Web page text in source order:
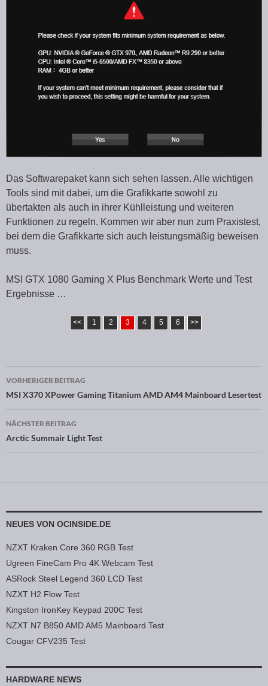
Das Softwarepaket kann sich sehen lassen. Alle wichtigen
Tools sind mit dabei, um die Grafikkarte sowohl zu
übertakten als auch in ihrer Kühlleistung und weiteren
Funktionen zu regeln. Kommen wir aber nun zum Praxistest,
bei dem die Grafikkarte sich auch leistungsmäßig beweisen
muss.
MSI GTX 1080 Gaming X Plus Benchmark Werte und Test
Ergebnisse …
<< 1 2 3 4 5 6 >>
Beitragsnavigation
VORHERIGER BEITRAG
MSI X370 XPower Gaming Titanium AMD AM4 Mainboard Lesertest
NÄCHSTER BEITRAG
Arctic Summair Light Test
NEUES VON OCINSIDE.DE
NZXT Kraken Core 360 RGB Test
Ugreen FineCam Pro 4K Webcam Test
ASRock Steel Legend 360 LCD Test
NZXT H2 Flow Test
Kingston IronKey Keypad 200C Test
NZXT N7 B850 AMD AM5 Mainboard Test
Cougar CFV235 Test
HARDWARE NEWS